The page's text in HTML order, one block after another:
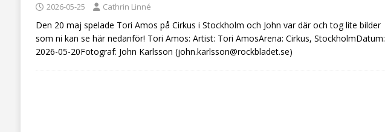
2026-05-25 Cathrin Linné
Den 20 maj spelade Tori Amos på Cirkus i Stockholm och John var där och tog lite bilder
som ni kan se här nedanför! Tori Amos: Artist: Tori AmosArena: Cirkus, StockholmDatum:
2026-05-20Fotograf: John Karlsson (john.karlsson@rockbladet.se)